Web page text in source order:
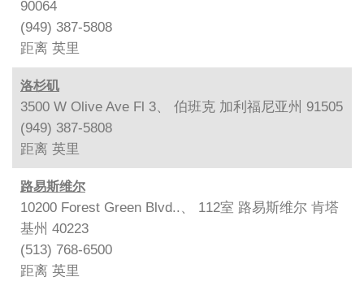
90064
(949) 387-5808
距离 英里
洛杉矶
3500 W Olive Ave Fl 3、 伯班克 加利福尼亚州 91505
(949) 387-5808
距离 英里
路易斯维尔
10200 Forest Green Blvd..、 112室 路易斯维尔 肯塔
基州 40223
(513) 768-6500
距离 英里